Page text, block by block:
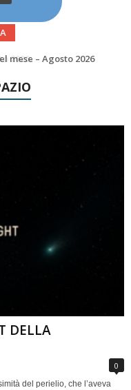
– Agosto 2026
TEMPEL AL PERIELIO
DELLA
0
del perielio, che l’aveva